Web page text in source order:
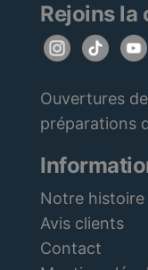
Rejoins la
Ouvertures
préparations
Notre histoire
Avis clients
Contact